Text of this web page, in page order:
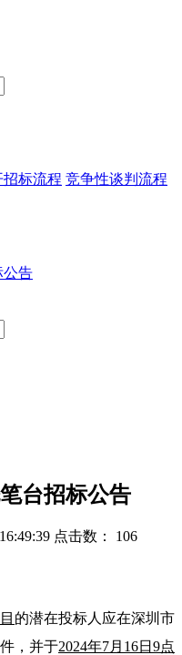
招标流程 竞争性谈判流程
公告
台招标公告
点击数： 106
的潜在投标人应在深圳市
，并于2024年7月 16日 9点